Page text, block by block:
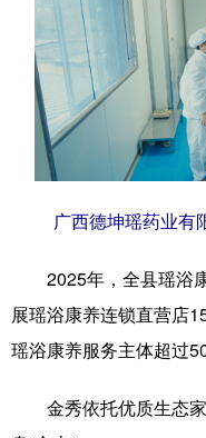
广西德坤瑶药业有
2025年，全县瑶浴康
展瑶浴康养连锁直营店
瑶浴康养服务主体超过
金秀依托优质生态家